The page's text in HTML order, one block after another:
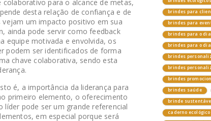
para o alcance de metas,
desta relação de confiança e de
um impacto positivo em sua
ainda pode servir como feedback
equipe motivada e envolvida, os
podem ser identificados de forma
chave colaborativa, sendo esta
é, a importância da liderança para
primeiro elemento, o oferecimento
pode ser um grande referencial
em especial porque será
brindes para
brindes para
brindes para o
brindes para o
brindes
brindes
brindes
brindes saúde
brinde
caderno